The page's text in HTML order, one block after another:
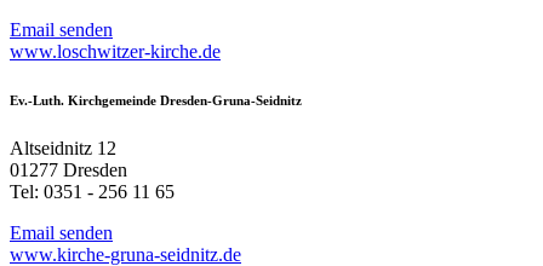
Email senden
www.loschwitzer-kirche.de
Ev.-Luth. Kirchgemeinde Dresden-Gruna-Seidnitz
Altseidnitz 12
01277 Dresden
Tel: 0351 - 256 11 65
Email senden
www.kirche-gruna-seidnitz.de